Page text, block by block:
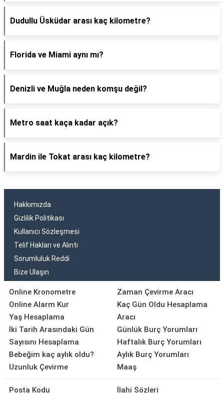
Dudullu Üsküdar arası kaç kilometre?
Florida ve Miami aynı mı?
Denizli ve Muğla neden komşu değil?
Metro saat kaça kadar açık?
Mardin ile Tokat arası kaç kilometre?
Hakkımızda
Gizlilik Politikası
Kullanıcı Sözleşmesi
Telif Hakları ve Alıntı
Sorumluluk Reddi
Bize Ulaşın
Online Kronometre
Online Alarm Kur
Yaş Hesaplama
İki Tarih Arasındaki Gün
Sayısını Hesaplama
Bebeğim kaç aylık oldu?
Uzunluk Çevirme
Zaman Çevirme Aracı
Kaç Gün Oldu Hesaplama
Aracı
Günlük Burç Yorumları
Haftalık Burç Yorumları
Aylık Burç Yorumları
Maaş
Posta Kodu
İlahi Sözleri